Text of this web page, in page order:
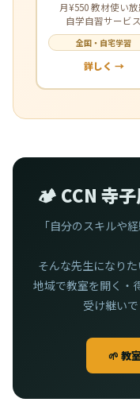
月¥550 教材使い放
自学自習サービス
全国・自宅学習
詳しく →
🏕️ CCN 寺
「自分のスキルや
そんな先生になりた
地域で教室を開く・
受け継い
🌱 教